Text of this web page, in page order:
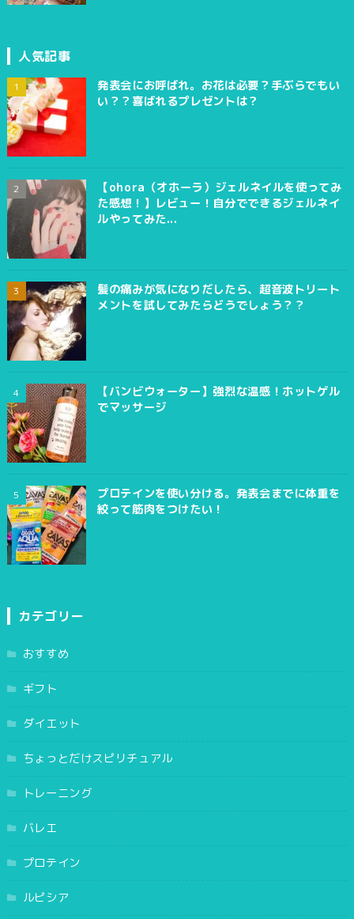
人気記事
発表会にお呼ばれ。お花は必要？手ぶらでもい
い？？喜ばれるプレゼントは？
【ohora（オホーラ）ジェルネイルを使ってみ
た感想！】レビュー！自分でできるジェルネイ
ルやってみた...
髪の痛みが気になりだしたら、超音波トリート
メントを試してみたらどうでしょう？？
【バンビウォーター】強烈な温感！ホットゲル
でマッサージ
プロテインを使い分ける。発表会までに体重を
絞って筋肉をつけたい！
カテゴリー
おすすめ
ギフト
ダイエット
ちょっとだけスピリチュアル
トレーニング
バレエ
プロテイン
ルピシア